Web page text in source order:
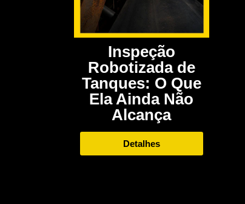
Inspeção
Robotizada de
Tanques: O Que
Ela Ainda Não
Alcança
Detalhes